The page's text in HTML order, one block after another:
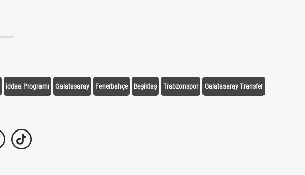
iddaa Programı Galatasaray Fenerbahçe Beşiktaş Trabzonspor Galatasaray Transfer